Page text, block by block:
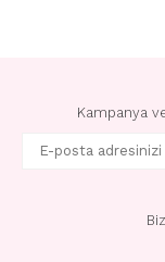
Kampanya